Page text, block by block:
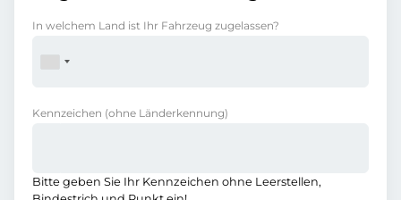
In welchem Land ist Ihr Fahrzeug zugelassen?
Kennzeichen (ohne Länderkennung)
Bitte geben Sie Ihr Kennzeichen ohne Leerstellen,